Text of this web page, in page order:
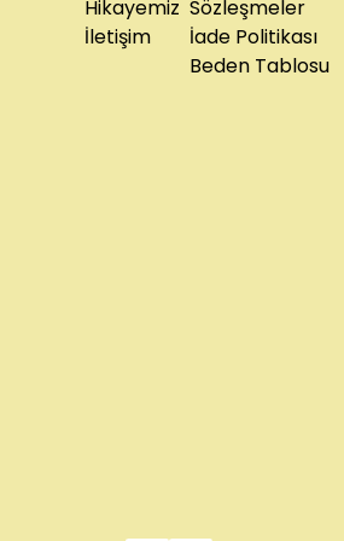
Hikayemiz
İletişim
Sözleşmeler
İade Politikası
Beden Tablosu